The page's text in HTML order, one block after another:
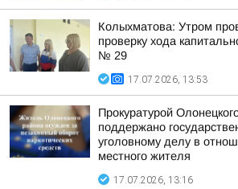
Колыхматова: Утром
проверку хода
№ 29
17.07.2026, 13:53
Прокуратурой
поддержано
уголовному делу в
местного жителя
17.07.2026, 13:16